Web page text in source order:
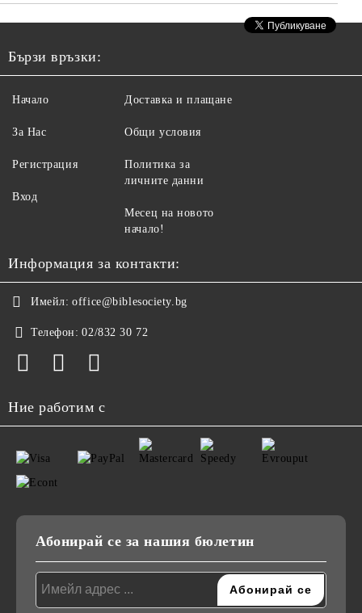
Бързи връзки:
Начало
За Нас
Регистрация
Вход
Доставка и плащане
Общи условия
Политика за
личните данни
Месец на новото
начало!
Информация за контакти:
Имейл: office@biblesociety.bg
Телефон: 02/832 30 72
Ние работим с
Абонирай се за нашия бюлетин